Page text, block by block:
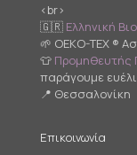
<br>
🇬🇷 Ελληνική
🌱 OEKO-TEX ®
👕 Προμηθευτής
παράγουμε
📍 Θεσσαλονίκη
Επικοινωνία